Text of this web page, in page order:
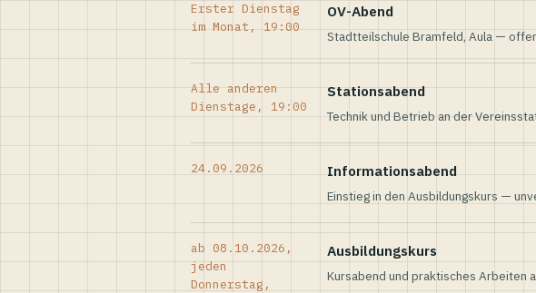
Erster Dienstag
im Monat, 19:00
OV-Abend
Stadtteilschule Bramfeld, Aula —
Alle anderen
Dienstage, 19:00
Stationsabend
Technik und Betrieb an der
24.09.2026 Informationsabend
Einstieg in den Ausbildungskurs —
ab 08.10.2026,
jeden
Donnerstag,
Ausbildungskurs
Kursabend und praktisches Arbeiten